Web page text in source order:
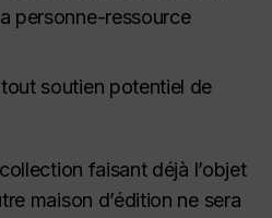
personne-ressource
soutien potentiel de
faisant déjà l’objet
maison d’édition ne sera